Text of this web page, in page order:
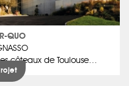
QUO
côteaux de Toulouse…